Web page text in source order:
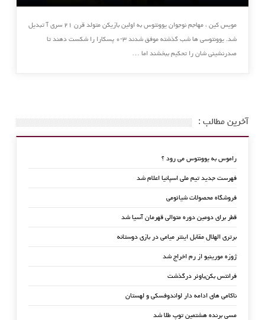
مویس کین ، مهاجم نوجوان یوونتوس به اولین بازیکن متولد قرن ۲۱ سری آ تبدیل
شد. یوونتوسی ها شب گذشته موفق شدند ۳-۰ پسکارا را شکست دهند تا
صدرنشینی شان را تحکیم ببخشند اما …
آخرین مطالب :
راموس به یوونتوس می رود ؟
فهرست جدید تیم ملی اسپانیا اعلام شد
فروشگاه محصولات شیائومی
قطر برای دومین دوره متوالی قهرمان آسیا شد
برتری الهلال مقابل اینتر میامی در بازی دوستانه
ژوزه مورینیو از رم اخراج شد
فرانتس بکن‌باوئر درگذشت
ناکامی های ادامه دار لواندوفسکی و لهستان
مسی برنده هشتمین توپ طلا شد